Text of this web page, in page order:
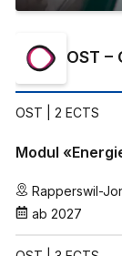
OST
OST | 2 ECTS
Modul
Rapperswil-
ab 2027